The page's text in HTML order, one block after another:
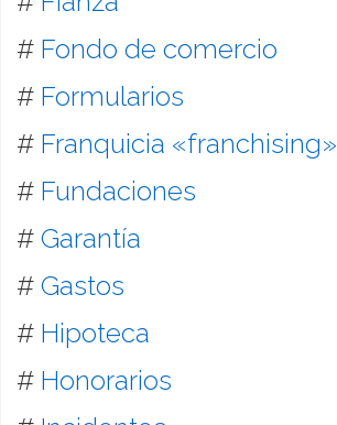
# Fondo de comercio
# Formularios
# Franquicia «franchising»
# Fundaciones
# Garantía
# Gastos
# Hipoteca
# Honorarios